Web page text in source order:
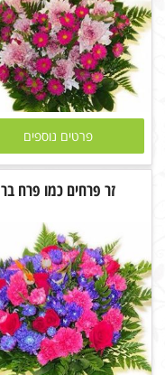
פרטים נוספים
זר פרחים כמו פרח בר